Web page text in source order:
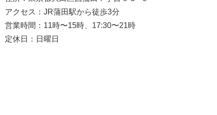
アクセス：JR蒲田駅から徒歩3分
営業時間：11時〜15時、17:30〜21時
定休日：日曜日